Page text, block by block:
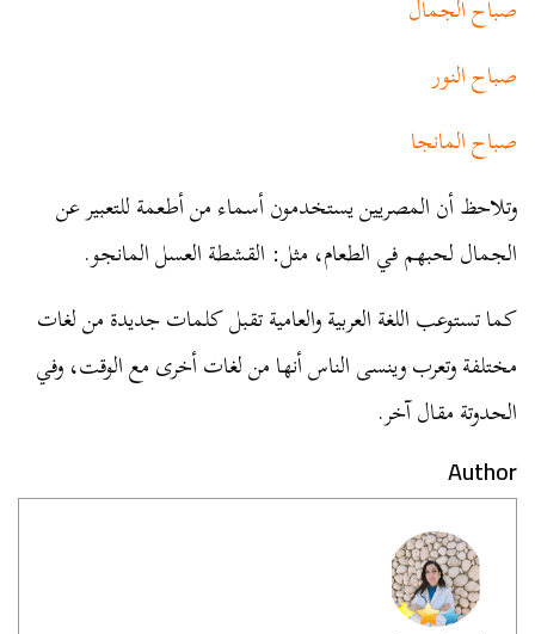
صباح الجمال
صباح النور
صباح المانجا
وتلاحظ أن المصريين يستخدمون أسماء من أطعمة للتعبير عن
الجمال لحبهم في الطعام، مثل: القشطة العسل المانجو.
كما تستوعب اللغة العربية والعامية تقبل كلمات جديدة من لغات
مختلفة وتعرب وينسى الناس أنها من لغات أخرى مع الوقت، وفي
الحدوتة مقال آخر.
Author